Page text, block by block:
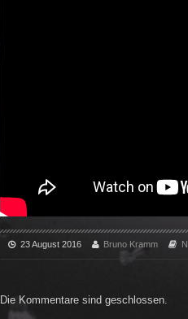
23 August 2016 Bruno Kramm
Die Kommentare sind geschlossen.